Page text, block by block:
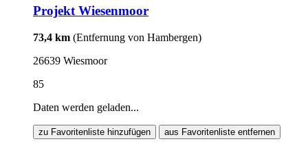
Projekt Wiesenmoor
73,4 km (Entfernung von Hambergen)
26639 Wiesmoor
85
Daten werden geladen...
zu Favoritenliste hinzufügen aus Favoritenliste entfernen